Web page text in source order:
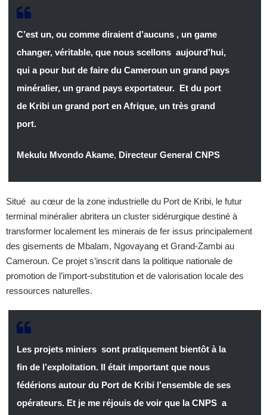
C’est un, ou comme diraient d’aucuns , un game
changer, véritable, que nous scellons aujourd’hui,
qui a pour but de faire du Cameroun un grand pays
minéralier, un grand pays exportateur. Et du port
de Kribi un grand port en Afrique, un très grand
port.
Mekulu Mvondo Akame, Directeur General CNPS
Situé au cœur de la zone industrielle du Port de Kribi, le futur
terminal minéralier abritera un cluster sidérurgique destiné à
transformer localement les minerais de fer issus principalement
des gisements de Mbalam, Ngovayang et Grand-Zambi au
Cameroun. Ce projet s’inscrit dans la politique nationale de
promotion de l’import-substitution et de valorisation locale des
ressources naturelles.
Les projets miniers sont pratiquement bientôt à la
fin de l’exploitation. Il était important que nous
fédérions autour du Port de Kribi l’ensemble de ses
opérateurs. Et je me réjouis de voir que la CNPS a